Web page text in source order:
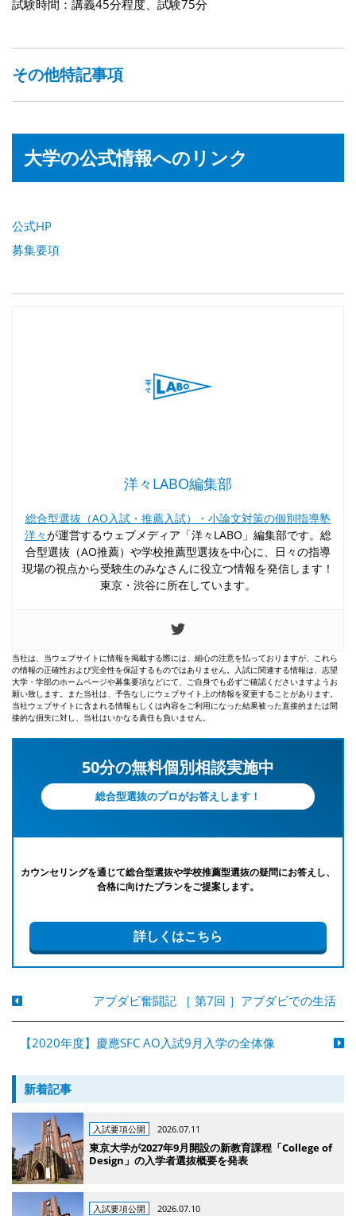
試験時間：講義45分程度、試験75分
その他特記事項
大学の公式情報へのリンク
公式HP
募集要項
洋々LABO編集部
総合型選抜（AO入試・推薦入試）・小論文対策の個別指導塾
洋々が運営するウェブメディア「洋々LABO」編集部です。総
合型選抜（AO推薦）や学校推薦型選抜を中心に、日々の指導
現場の視点から受験生のみなさんに役立つ情報を発信します！
東京・渋谷に所在しています。
当社は、当ウェブサイトに情報を掲載する際には、細心の注意を払っておりますが、これら
の情報の正確性および完全性を保証するものではありません。入試に関連する情報は、志望
大学・学部のホームページや募集要項などにて、ご自身でも必ずご確認くださいますようお
願い致します。また当社は、予告なしにウェブサイト上の情報を変更することがあります。
当社ウェブサイトに含まれる情報もしくは内容をご利用になった結果被った直接的または間
接的な損失に対し、当社はいかなる責任も負いません。
50分の無料個別相談実施中
総合型選抜のプロがお答えします！
カウンセリングを通じて総合型選抜や学校推薦型選抜の疑問にお答えし、
合格に向けたプランをご提案します。
詳しくはこちら
アブダビ奮闘記 ［ 第7回 ］アブダビでの生活
【2020年度】慶應SFC AO入試9月入学の全体像
新着記事
入試要項公開 2026.07.11
東京大学が2027年9月開設の新教育課程「College of
Design」の入学者選抜概要を発表
入試要項公開 2026.07.10